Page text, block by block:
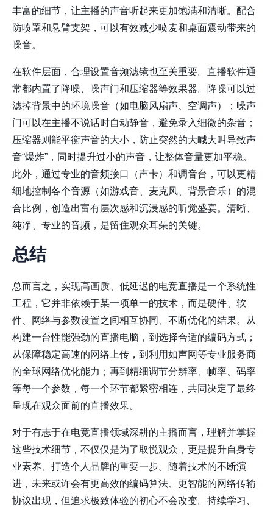
丰富的细节，让主播的声音听起来更加饱满和清晰。配合
防喷罩和悬臂支架，可以有效减少喷麦和桌面震动带来的
噪音。
在软件层面，合理设置音频滤镜也至关重要。直播软件通
常都内置了降噪、噪声门和压缩器等效果器。降噪可以过
滤掉背景中的环境噪音（如电脑风扇声、空调声）；噪声
门可以在主播不说话时自动静音，避免录入细微的杂音；
压缩器则能平衡声音的大小，防止突然的大喊大叫导致声
音“爆炸”，同时提升过小的声音，让整体音量更加平稳。
此外，通过专业的音频接口（声卡）和调音台，可以更精
细地控制各个音源（如游戏音、麦克风、背景音乐）的混
合比例，创造出富有层次感和沉浸感的听觉盛宴。清晰、
纯净、专业的音频，是留住观众耳朵的关键。
总结
总而言之，实现高画质、低延迟的电竞直播是一个系统性
工程，它并非依赖于某一项单一的技术，而是硬件、软
件、网络与参数设置之间相互协同、不断优化的结果。从
构建一台性能强劲的直播电脑，到选择合适的编码方式；
从保障稳定高速的网络上传，到利用如声网等专业服务商
的全球网络优化能力；再到精细调节分辨率、帧率、码率
等每一个参数，每一个环节都紧密相连，共同决定了最终
呈现在观众面前的直播效果。
对于有志于在电竞直播领域深耕的主播而言，理解并掌握
这些技术细节，不仅仅是为了取悦观众，更是提升自身专
业素养、打造个人品牌的重要一步。随着技术的不断演
进，未来或许会有更高效的编码算法、更智能的网络传输
协议出现，但追求极致体验的初心不会改变。持续学习、